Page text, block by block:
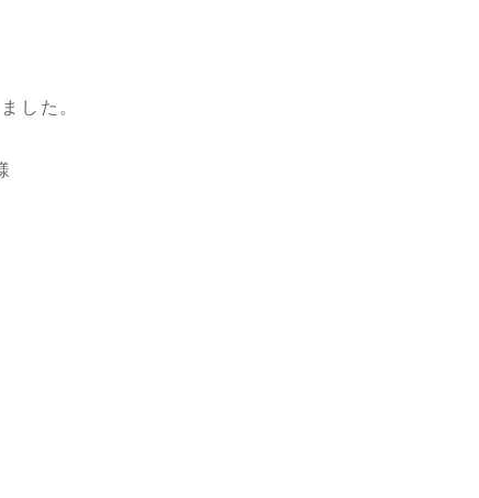
した。